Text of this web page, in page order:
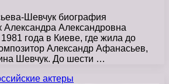
Шевчук биография
Александровна
года в Киеве, где жила до
Александр Афанасьев,
Шевчук. До шести …
актеры